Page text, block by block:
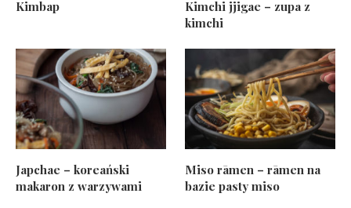
Kimbap
Kimchi jjigae – zupa z
kimchi
Japchae – koreański
makaron z warzywami
Miso rāmen – rāmen na
bazie pasty miso